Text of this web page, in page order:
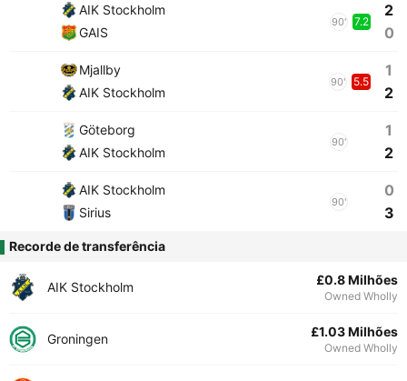
AIK Stockholm
GAIS
90' 7.2
2
0
Mjallby
AIK Stockholm
90' 5.5
1
2
Göteborg
AIK Stockholm
90'
1
2
AIK Stockholm
Sirius
90'
0
3
Recorde de transferência
AIK Stockholm £0.8 Milhões
Owned Wholly
Groningen £1.03 Milhões
Owned Wholly